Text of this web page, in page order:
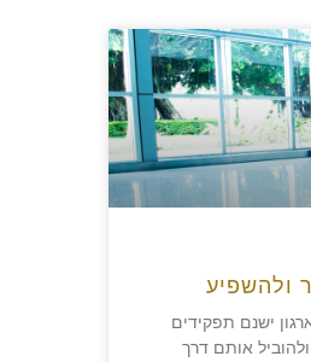
ולהשפיע
ישנם תפקידים
אותם דרך